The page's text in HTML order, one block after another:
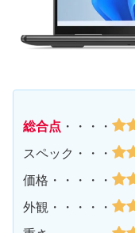
総合点 ・・・・
スペック・・・
価格・・・・・
外観・・・・・